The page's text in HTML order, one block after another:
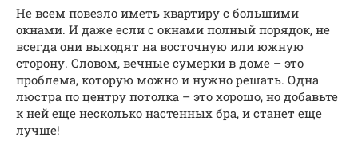
Не всем повезло иметь квартиру с большими
окнами. И даже если с окнами полный порядок, не
всегда они выходят на восточную или южную
сторону. Словом, вечные сумерки в доме – это
проблема, которую можно и нужно решать. Одна
люстра по центру потолка – это хорошо, но добавьте
к ней еще несколько настенных бра, и станет еще
лучше!